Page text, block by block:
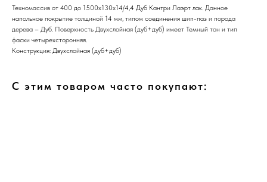
Техномассив от 400 до 1500х130х14/4,4 Дуб Кантри Лаэрт лак. Данное
напольное покрытие толщиной 14 мм, типом соединения шип-паз и порода
дерева – Дуб. Поверхность Двухслойная (дуб+дуб) имеет Темный тон и тип
фаски четырехсторонняя.
Конструкция: Двухслойная (дуб+дуб)
С этим товаром часто покупают: